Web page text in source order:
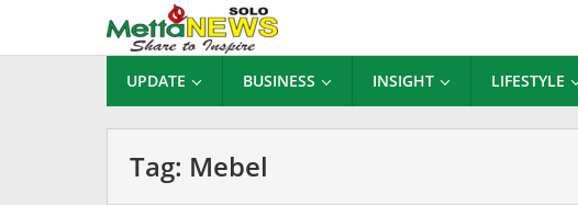
konten
UPDATE BUSINESS INSIGHT LIFESTYLE
Tag: Mebel